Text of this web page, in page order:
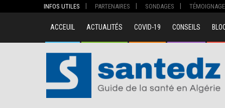
INFOS UTILES PARTENAIRES SONDAGES
ACCEUIL ACTUALITÉS COVID-19 CONSEILS